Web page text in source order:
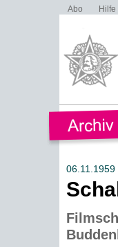
Abo Hilfe
06.11.1959